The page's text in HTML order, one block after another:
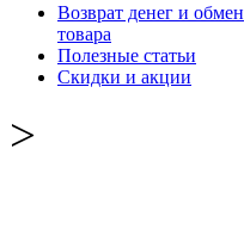
Возврат денег и обмен
товара
Полезные статьи
Скидки и акции
>